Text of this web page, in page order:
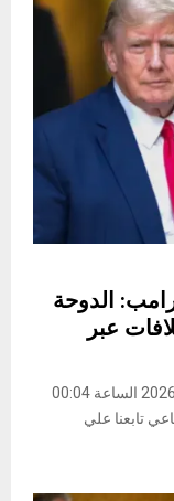
الدوحة
عبر
«نبض الخليج» مدار الساعة ـ نشر في 2026/06/12 الساعة 00:04
تابعنا علي